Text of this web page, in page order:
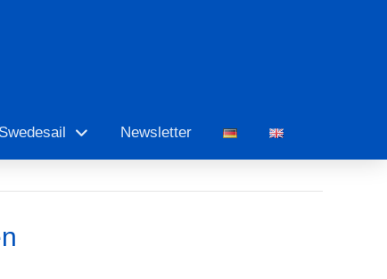
Swedesail Newsletter